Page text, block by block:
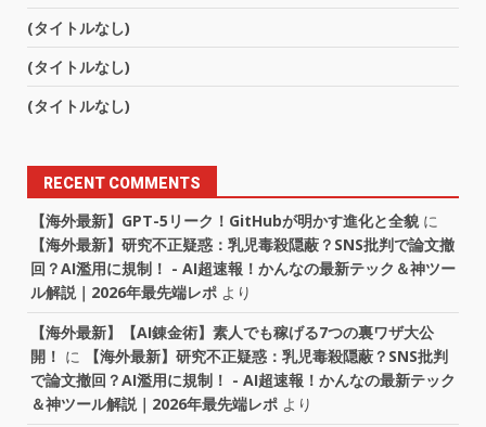
(タイトルなし)
(タイトルなし)
(タイトルなし)
RECENT COMMENTS
【海外最新】GPT-5リーク！GitHubが明かす進化と全貌に
【海外最新】研究不正疑惑：乳児毒殺隠蔽？SNS批判で論文撤
回？AI濫用に規制！ - AI超速報！かんなの最新テック＆神ツー
ル解説｜2026年最先端レポ より
【海外最新】【AI錬金術】素人でも稼げる7つの裏ワザ大公
開！ に
【海外最新】研究不正疑惑：乳児毒殺隠蔽？SNS批判
で論文撤回？AI濫用に規制！ - AI超速報！かんなの最新テック
＆神ツール解説｜2026年最先端レポ より